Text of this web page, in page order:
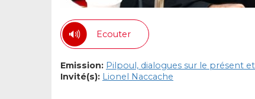
Ecouter
Emission: Pilpoul, dialogues sur le présent
Invité(s): Lionel Naccache